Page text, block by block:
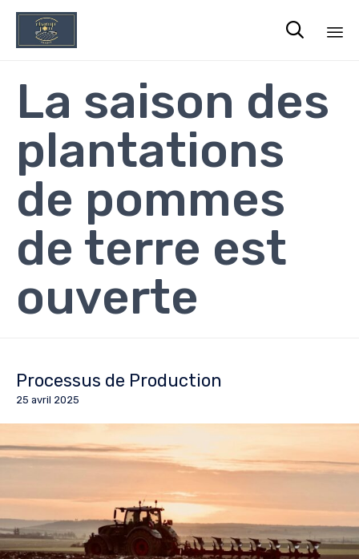

La saison des
plantations
de pommes
de terre est
ouverte
Processus de Production
25 avril 2025